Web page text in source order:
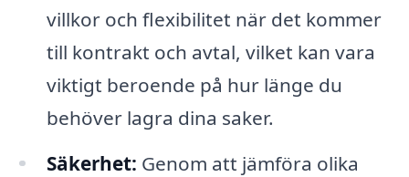
villkor och flexibilitet när det kommer
till kontrakt och avtal, vilket kan vara
viktigt beroende på hur länge du
behöver lagra dina saker.
Säkerhet: Genom att jämföra olika